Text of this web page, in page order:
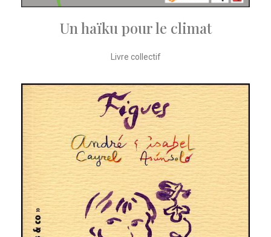
Un haïku pour le climat
Livre collectif